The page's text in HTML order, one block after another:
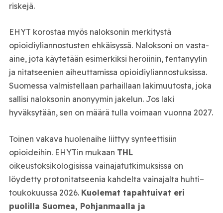
riskejä.
EHYT korostaa myös naloksonin merkitystä
opioidiyliannostusten ehkäisyssä. Naloksoni on vasta-
aine, jota käytetään esimerkiksi heroiinin, fentanyylin
ja nitatseenien aiheuttamissa opioidiyliannostuksissa.
Suomessa valmistellaan parhaillaan lakimuutosta, joka
sallisi naloksonin anonyymin jakelun. Jos laki
hyväksytään, sen on määrä tulla voimaan vuonna 2027.
Toinen vakava huolenaihe liittyy synteettisiin
opioideihin. EHYTin mukaan THL
oikeustoksikologisissa vainajatutkimuksissa on
löydetty protonitatseenia kahdelta vainajalta huhti–
toukokuussa 2026. Kuolemat tapahtuivat eri
puolilla Suomea, Pohjanmaalla ja